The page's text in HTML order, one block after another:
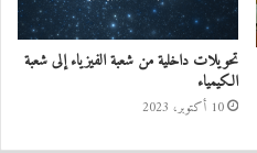
تحويلات داخلية من شعبة الفيزياء إلى شعبة
الكيمياء
10 أكتوبر، 2023